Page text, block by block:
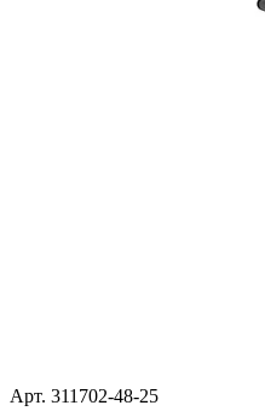
Арт. 311702-48-25